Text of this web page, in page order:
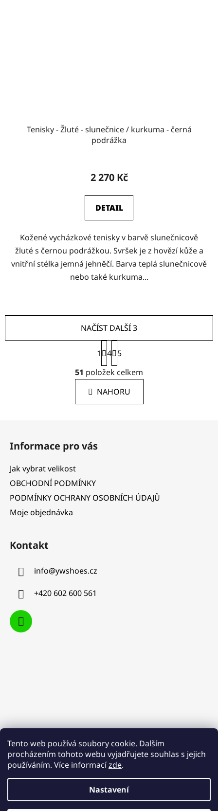
Tento web používá soubory cookie. Dalším
procházením tohoto webu vyjadřujete souhlas s jejich
používáním. Více informacízde.
Nastavení
Tenisky - Žluté - slunečnice / kurkuma - černá
podrážka
2 270 Kč
DETAIL
Kožené vycházkové tenisky v barvě slunečnicově
žluté s černou podrážkou. Svršek je z hovězí kůže a
vnitřní stélka jemná jehněčí. Barva teplá slunečnicově
nebo také kurkuma...
O
v
l
á
d
y
v
NAČÍST DALŠÍ 3
S
t
r
á
n
k
1 4
5
51 položek celkem
NAHORU
Informace pro vás
Jak vybrat velikost
OBCHODNÍ PODMÍNKY
PODMÍNKY OCHRANY OSOBNÍCH ÚDAJŮ
Moje objednávka
Kontakt
info@ywshoes.cz
+420 602 600 561